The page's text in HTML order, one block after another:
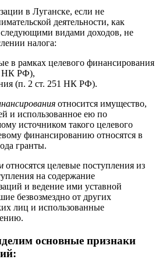
в Луганске, если не
деятельности, как
видами доходов, не
налога:
в рамках целевого финансирования
НК РФ),
(п. 2 ст. 251 НК РФ).
относится имущество,
и использованное ею по
источником такого целевого
финансированию относятся в
гранты.
относятся целевые поступления из
на содержание
и ведение ими уставной
безвозмездно от других
лиц и использованные
основные признаки